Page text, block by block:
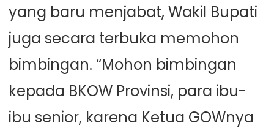
yang baru menjabat, Wakil Bupati
juga secara terbuka memohon
bimbingan. “Mohon bimbingan
kepada BKOW Provinsi, para ibu-
ibu senior, karena Ketua GOWnya